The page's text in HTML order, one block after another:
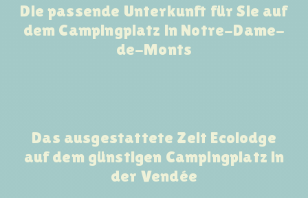
Die passende Unterkunft für Sie auf
dem Campingplatz in Notre-Dame-
de-Monts
Das ausgestattete Zelt Ecolodge
auf dem günstigen Campingplatz in
der Vendée